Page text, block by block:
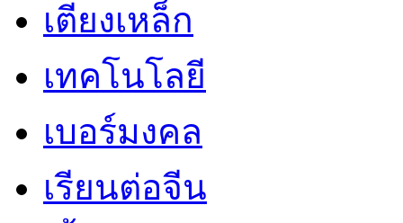
เตียงเหล็ก
เทคโนโลยี
เบอร์มงคล
เรียนต่อจีน